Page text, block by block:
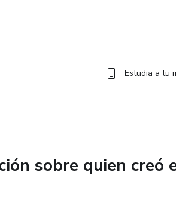
Estudia a tu
sobre quien creó